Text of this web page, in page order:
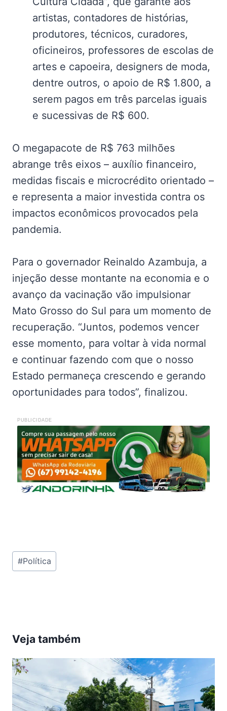
artistas, contadores de histórias,
produtores, técnicos, curadores,
oficineiros, professores de escolas de
artes e capoeira, designers de moda,
dentre outros, o apoio de R$ 1.800, a
serem pagos em três parcelas iguais
e sucessivas de R$ 600.
O megapacote de R$ 763 milhões
abrange três eixos – auxílio financeiro,
medidas fiscais e microcrédito orientado –
e representa a maior investida contra os
impactos econômicos provocados pela
pandemia.
Para o governador Reinaldo Azambuja, a
injeção desse montante na economia e o
avanço da vacinação vão impulsionar
Mato Grosso do Sul para um momento de
recuperação. “Juntos, podemos vencer
esse momento, para voltar à vida normal
e continuar fazendo com que o nosso
Estado permaneça crescendo e gerando
oportunidades para todos”, finalizou.
PUBLICIDADE
Tags
do
#Política
Veja também